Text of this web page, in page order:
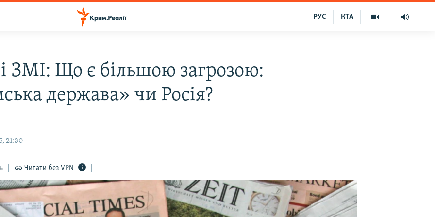
КТА
РУС
ЗМІ: Що є більшою загрозою:
держава» чи Росія?
21:30
Читати без VPN